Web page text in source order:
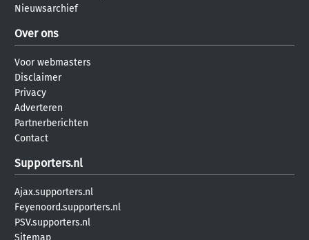
Nieuwsarchief
Over ons
Voor webmasters
Disclaimer
Privacy
Adverteren
Partnerberichten
Contact
Supporters.nl
Ajax.supporters.nl
Feyenoord.supporters.nl
PSV.supporters.nl
Sitemap